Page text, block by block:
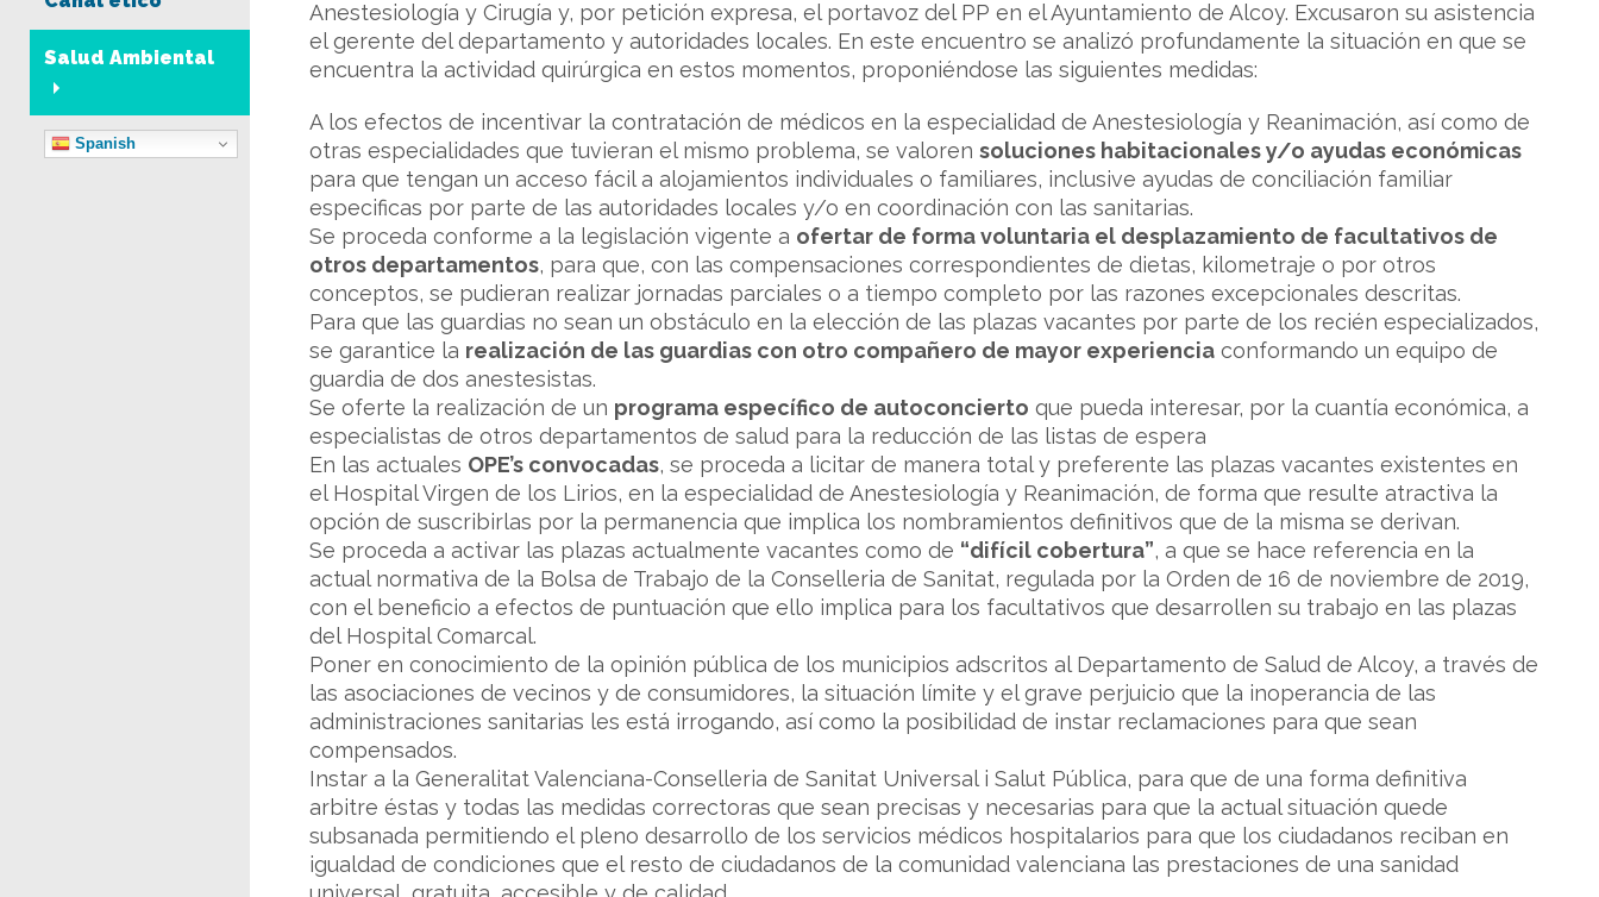
Salud Ambiental
Spanish
Anestesiología y Cirugía y, por petición expresa, el portavoz del PP en el Ayuntamiento de Alcoy. Excusaron su asistencia
el gerente del departamento y autoridades locales. En este encuentro se analizó profundamente la situación en que se
encuentra la actividad quirúrgica en estos momentos, proponiéndose las siguientes medidas:
A los efectos de incentivar la contratación de médicos en la especialidad de Anestesiología y Reanimación, así como de
otras especialidades que tuvieran el mismo problema, se valoren soluciones habitacionales y/o ayudas económicas
para que tengan un acceso fácil a alojamientos individuales o familiares, inclusive ayudas de conciliación familiar
especificas por parte de las autoridades locales y/o en coordinación con las sanitarias.
Se proceda conforme a la legislación vigente a ofertar de forma voluntaria el desplazamiento de facultativos de
otros departamentos, para que, con las compensaciones correspondientes de dietas, kilometraje o por otros
conceptos, se pudieran realizar jornadas parciales o a tiempo completo por las razones excepcionales descritas.
Para que las guardias no sean un obstáculo en la elección de las plazas vacantes por parte de los recién especializados,
se garantice la realización de las guardias con otro compañero de mayor experiencia conformando un equipo de
guardia de dos anestesistas.
Se oferte la realización de un programa específico de autoconcierto que pueda interesar, por la cuantía económica, a
especialistas de otros departamentos de salud para la reducción de las listas de espera
En las actuales OPE’s convocadas, se proceda a licitar de manera total y preferente las plazas vacantes existentes en
el Hospital Virgen de los Lirios, en la especialidad de Anestesiología y Reanimación, de forma que resulte atractiva la
opción de suscribirlas por la permanencia que implica los nombramientos definitivos que de la misma se derivan.
Se proceda a activar las plazas actualmente vacantes como de “difícil cobertura”, a que se hace referencia en la
actual normativa de la Bolsa de Trabajo de la Conselleria de Sanitat, regulada por la Orden de 16 de noviembre de 2019,
con el beneficio a efectos de puntuación que ello implica para los facultativos que desarrollen su trabajo en las plazas
del Hospital Comarcal.
Poner en conocimiento de la opinión pública de los municipios adscritos al Departamento de Salud de Alcoy, a través de
las asociaciones de vecinos y de consumidores, la situación límite y el grave perjuicio que la inoperancia de las
administraciones sanitarias les está irrogando, así como la posibilidad de instar reclamaciones para que sean
compensados.
Instar a la Generalitat Valenciana-Conselleria de Sanitat Universal i Salut Pública, para que de una forma definitiva
arbitre éstas y todas las medidas correctoras que sean precisas y necesarias para que la actual situación quede
subsanada permitiendo el pleno desarrollo de los servicios médicos hospitalarios para que los ciudadanos reciban en
igualdad de condiciones que el resto de ciudadanos de la comunidad valenciana las prestaciones de una sanidad